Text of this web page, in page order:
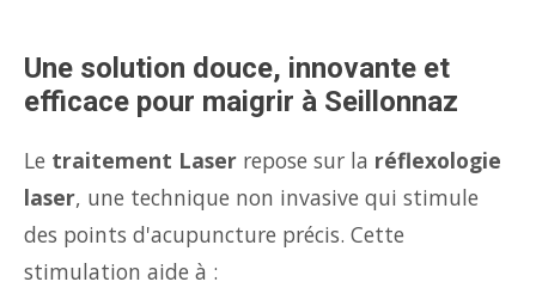
Une solution douce, innovante et
efficace pour maigrir à Seillonnaz
Le traitement Laser repose sur la réflexologie
laser, une technique non invasive qui stimule
des points d'acupuncture précis. Cette
stimulation aide à :